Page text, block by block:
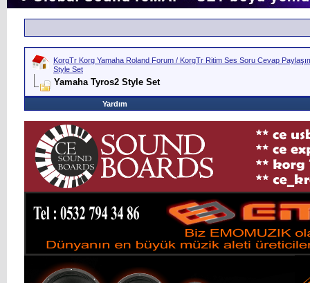
KorgTr Korg Yamaha Roland Forum / KorgTr Ritim Ses Soru Cevap
Style Set
Yamaha Tyros2 Style Set
Yardım